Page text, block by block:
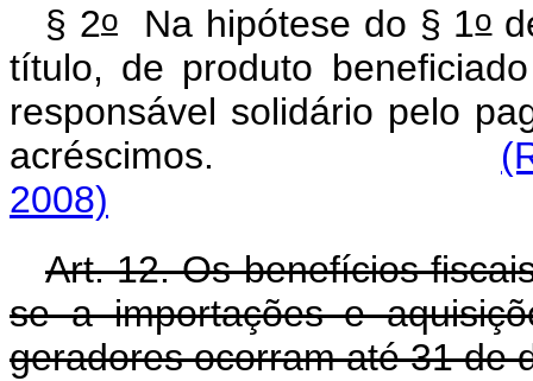
§ 2oNa hipótese do § 1o
título, de produto
responsável solidário pelo
acréscimos.
2008)
Art. 12. Os benefícios
se a importações e
geradores ocorram até 31 de